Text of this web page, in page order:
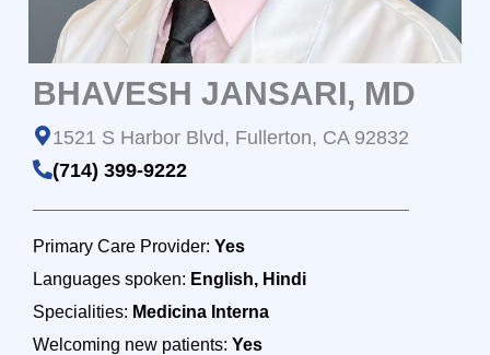
BHAVESH JANSARI, MD
1521 S Harbor Blvd, Fullerton, CA 92832
(714) 399-9222
Primary Care Provider: Yes
Languages spoken: English, Hindi
Specialities: Medicina Interna
Welcoming new patients: Yes